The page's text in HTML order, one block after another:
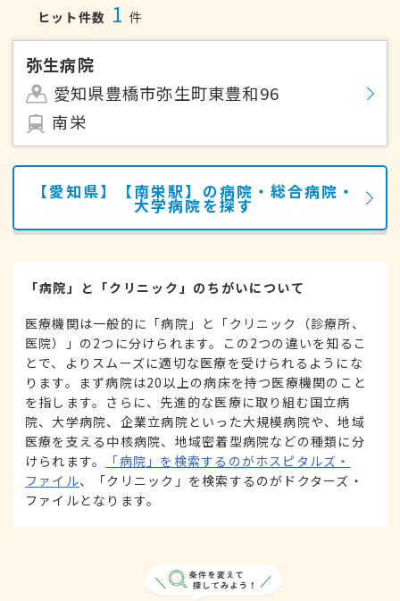
ヒット件数 1 件
弥生病院
愛知県豊橋市弥生町東豊和96
南栄
【愛知県】【南栄駅】の病院・総合病院・
大学病院を探す
「病院」と「クリニック」のちがいについて
医療機関は一般的に「病院」と「クリニック（診療所、
医院）」の2つに分けられます。この2つの違いを知るこ
とで、よりスムーズに適切な医療を受けられるようにな
ります。まず病院は20以上の病床を持つ医療機関のこと
を指します。さらに、先進的な医療に取り組む国立病
院、大学病院、企業立病院といった大規模病院や、地域
医療を支える中核病院、地域密着型病院などの種類に分
けられます。
「病院」を検索するのがホスピタルズ・
ファイル、「クリニック」を検索するのがドクターズ・
ファイルとなります。